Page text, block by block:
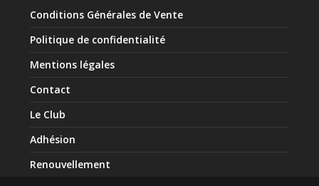
Conditions Générales de Vente
Politique de confidentialité
Mentions légales
Contact
Le Club
Adhésion
Renouvellement